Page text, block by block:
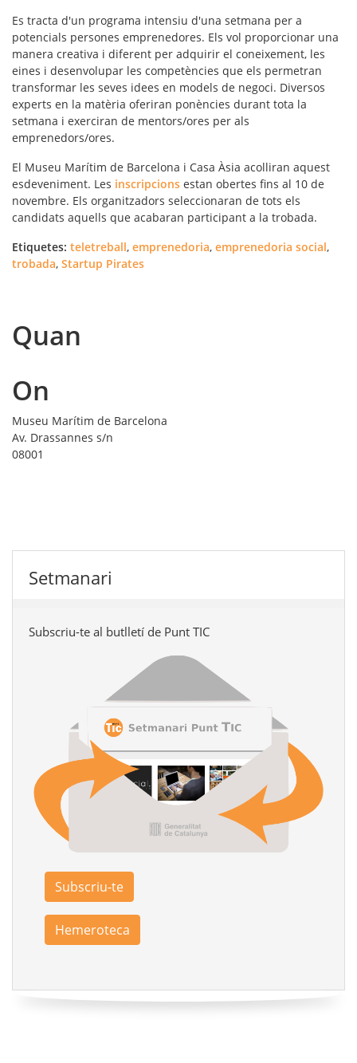
Es tracta d'un programa intensiu d'una setmana per a
potencials persones emprenedores. Els vol proporcionar una
manera creativa i diferent per adquirir el coneixement, les
eines i desenvolupar les competències que els permetran
transformar les seves idees en models de negoci. Diversos
experts en la matèria oferiran ponències durant tota la
setmana i exerciran de mentors/ores per als
emprenedors/ores.
El Museu Marítim de Barcelona i Casa Àsia acolliran aquest
esdeveniment. Les inscripcions estan obertes fins al 10 de
novembre. Els organitzadors seleccionaran de tots els
candidats aquells que acabaran participant a la trobada.
Etiquetes: teletreball, emprenedoria, emprenedoria social,
trobada, Startup Pirates
Quan
On
Museu Marítim de Barcelona
Av. Drassannes s/n
08001
Setmanari
Subscriu-te al butlletí de Punt TIC
Subscriu-te
Hemeroteca